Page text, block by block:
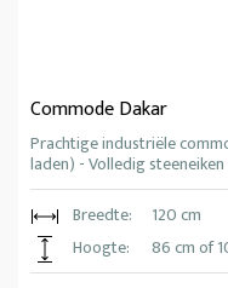
Commode Dakar
Prachtige industriële
laden) - Volledig
Breedte:
120 cm
Hoogte:
86 cm of